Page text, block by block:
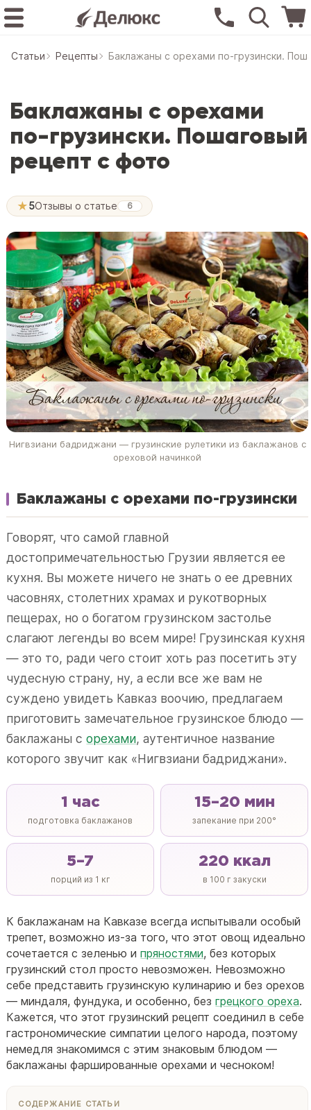
Статьи Рецепты Баклажаны с орехами по-грузински.
Баклажаны с орехами
по-грузински. Пошаговый
рецепт с фото
★5Отзывы о статье 6
Нигвзиани бадриджани — грузинские рулетики из баклажанов с
ореховой начинкой
Баклажаны с орехами по-грузински
Говорят, что самой главной
достопримечательностью Грузии является ее
кухня. Вы можете ничего не знать о ее древних
часовнях, столетних храмах и рукотворных
пещерах, но о богатом грузинском застолье
слагают легенды во всем мире! Грузинская кухня
— это то, ради чего стоит хоть раз посетить эту
чудесную страну, ну, а если все же вам не
суждено увидеть Кавказ воочию, предлагаем
приготовить замечательное грузинское блюдо —
баклажаны сорехами, аутентичное название
которого звучит как «Нигвзиани бадриджани».
1 час
подготовка баклажанов
15–20 мин
запекание при 200°
5–7
порций из 1 кг
220 ккал
в 100 г закуски
К баклажанам на Кавказе всегда испытывали особый
трепет, возможно из-за того, что этот овощ идеально
сочетается с зеленью ипряностями, без которых
грузинский стол просто невозможен. Невозможно
себе представить грузинскую кулинарию и без орехов
— миндаля, фундука, и особенно, безгрецкого ореха.
Кажется, что этот грузинский рецепт соединил в себе
гастрономические симпатии целого народа, поэтому
немедля знакомимся с этим знаковым блюдом —
баклажаны фаршированные орехами и чесноком!
СОДЕРЖАНИЕ СТАТЬИ